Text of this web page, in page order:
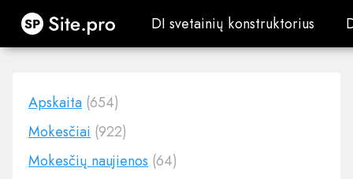
Site.pro DI svetainių konstruktorius
DI svetainių konstruktorius
Apskaita (654)
Mokesčiai (922)
Mokesčių naujienos (64)